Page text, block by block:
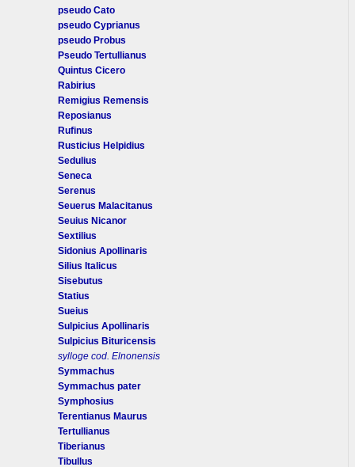
pseudo Cato
pseudo Cyprianus
pseudo Probus
Pseudo Tertullianus
Quintus Cicero
Rabirius
Remigius Remensis
Reposianus
Rufinus
Rusticius Helpidius
Sedulius
Seneca
Serenus
Seuerus Malacitanus
Seuius Nicanor
Sextilius
Sidonius Apollinaris
Silius Italicus
Sisebutus
Statius
Sueius
Sulpicius Apollinaris
Sulpicius Bituricensis
sylloge cod. Elnonensis
Symmachus
Symmachus pater
Symphosius
Terentianus Maurus
Tertullianus
Tiberianus
Tibullus